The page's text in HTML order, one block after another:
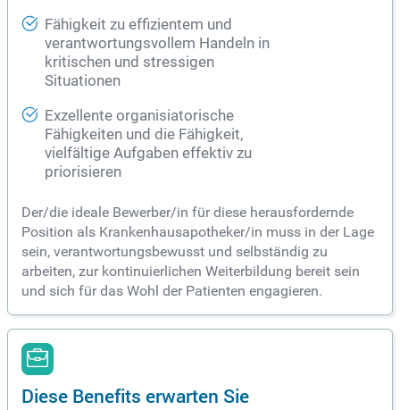
Fähigkeit zu effizientem und
verantwortungsvollem Handeln in
kritischen und stressigen
Situationen
Exzellente organisiatorische
Fähigkeiten und die Fähigkeit,
vielfältige Aufgaben effektiv zu
priorisieren
Der/die ideale Bewerber/in für diese herausfordernde
Position als Krankenhausapotheker/in muss in der Lage
sein, verantwortungsbewusst und selbständig zu
arbeiten, zur kontinuierlichen Weiterbildung bereit sein
und sich für das Wohl der Patienten engagieren.
Diese Benefits erwarten Sie